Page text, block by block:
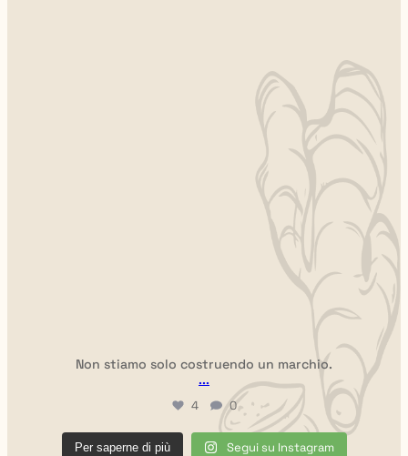
Non stiamo solo costruendo un marchio.
...
4 0
Per saperne di più Segui su Instagram